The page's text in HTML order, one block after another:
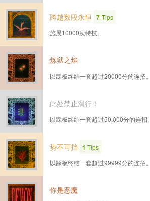
跨越数段永恒 7Tips
施展10000次特技。
炼狱之焰
以踩板终结一套超过20000分的连招。
此处禁止滑行！
以踩板终结一套超过50,000分的连招。
势不可挡 1 Tips
以踩板终结一套超过99999分的连招。
你是恶魔